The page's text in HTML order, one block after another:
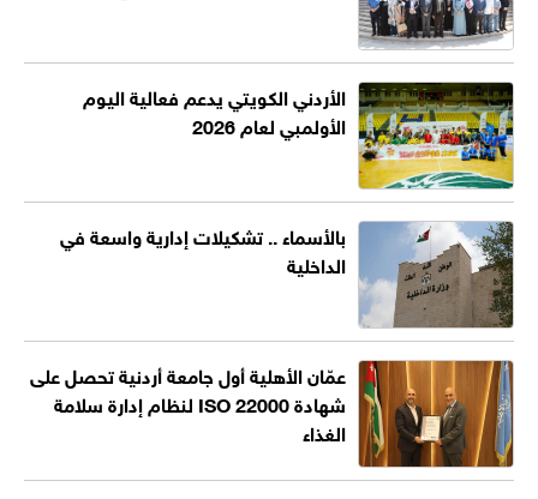
الأردني الكويتي يدعم فعالية اليوم
الأولمبي لعام 2026
بالأسماء .. تشكيلات إدارية واسعة في
الداخلية
عمّان الأهلية أول جامعة أردنية تحصل على
شهادة ISO 22000 لنظام إدارة سلامة
الغذاء